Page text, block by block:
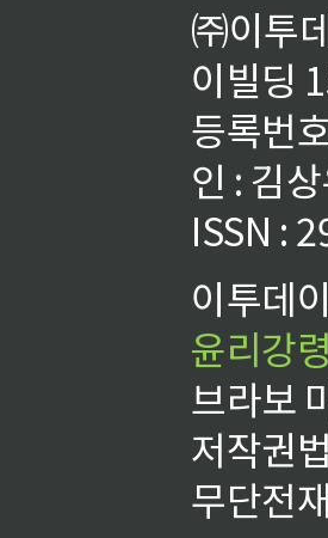
㈜이투
이빌딩
등록번
인 : 김
ISSN :
이투데
윤리강령
브라보
저작권
무단전